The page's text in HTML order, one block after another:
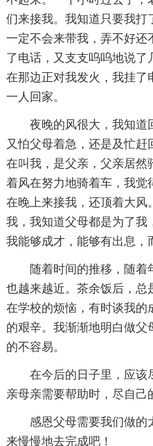
们来接我。我知道只要我打
一定不会来带我，弄不好还
了电话，又支支呜呜地说
在那边正对我发火，我挂了
一人回家。
夜晚的风很大，我知道
又怕父母着急，还是及忙
在叫我，是父亲，父亲居然
着风在努力地骑着车，我觉
在晚上来接我，还顶着大风
我，我知道父母都是为了我
我能够成才，能够有出息，
随着时间的推移，随
也越来越近。茶余饭后，总
在学校的烦恼，有时谈我的
的艰辛。我渐渐地明白做
的不容易。
在今后的日子里，应该
亲母亲需要帮助时，尽自己
感恩父母需要我们做的
来慢慢地去完成吧！